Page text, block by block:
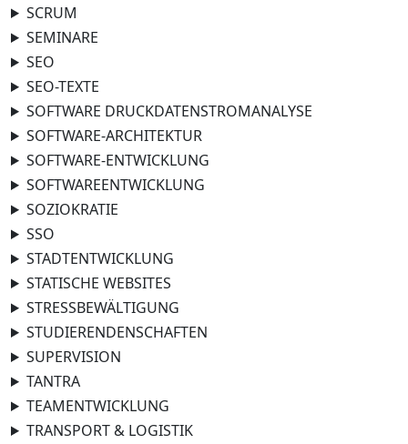
SCRUM
SEMINARE
SEO
SEO-TEXTE
SOFTWARE DRUCKDATENSTROMANALYSE
SOFTWARE-ARCHITEKTUR
SOFTWARE-ENTWICKLUNG
SOFTWAREENTWICKLUNG
SOZIOKRATIE
SSO
STADTENTWICKLUNG
STATISCHE WEBSITES
STRESSBEWÄLTIGUNG
STUDIERENDENSCHAFTEN
SUPERVISION
TANTRA
TEAMENTWICKLUNG
TRANSPORT & LOGISTIK